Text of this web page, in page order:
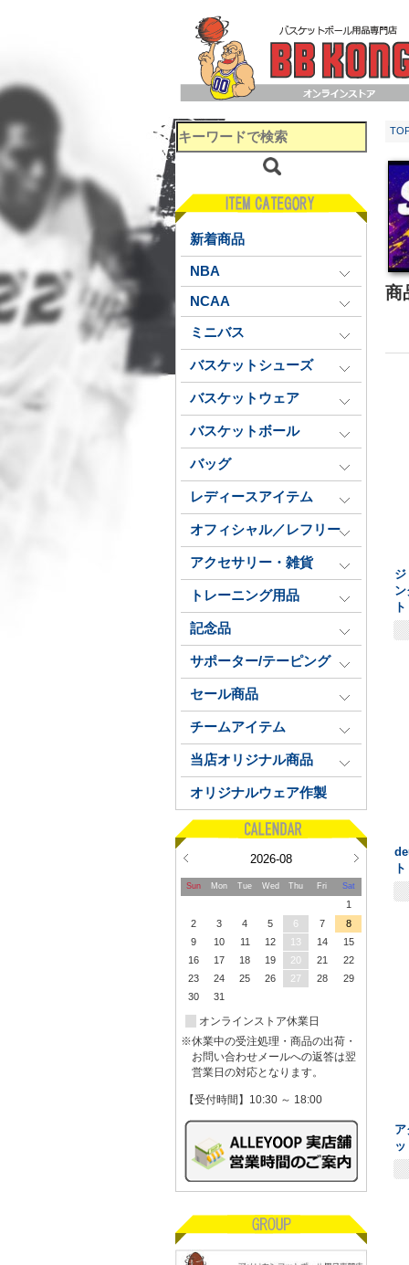
新着商品
NBA
NCAA
ミニバス
バスケットシューズ
バスケットウェア
バスケットボール
バッグ
レディースアイテム
オフィシャル／レフリー
アクセサリー・雑貨
トレーニング用品
記念品
サポーター/テーピング
セール商品
チームアイテム
当店オリジナル商品
オリジナルウェア作製
2026-08
Sun Mon Tue Wed Thu Fri Sat
1
2
3 4 5 6 7
8
9
10 11 12 13 14
15
16
17 18 19 20 21
22
23
24 25 26 27 28
29
30
31
オンラインストア休業日
※休業中の受注処理・商品の出荷・
お問い合わせメールへの返答は翌
営業日の対応となります。
【受付時間】10:30 ～ 18:00
商
ト
ト